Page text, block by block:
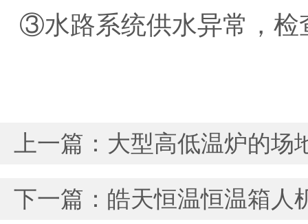
③水路系统供水异常，检
上一篇： 大型高低温炉的场
下一篇： 皓天恒温恒温箱人